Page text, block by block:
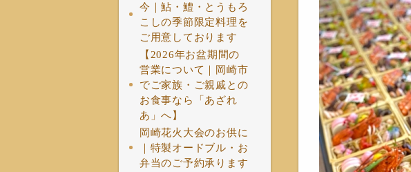
今｜鮎・鱧・とうもろ
こしの季節限定料理を
ご用意しております
【2026年お盆期間の
営業について｜岡崎市
でご家族・ご親戚との
お食事なら「あざれ
あ」へ】
岡崎花火大会のお供に
｜特製オードブル・お
弁当のご予約承ります